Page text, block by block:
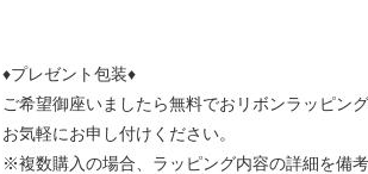
♦プレゼント包装♦
ご希望御座いましたら無料でおリボンラッピン
お気軽にお申し付けください。
※複数購入の場合、ラッピング内容の詳細を備